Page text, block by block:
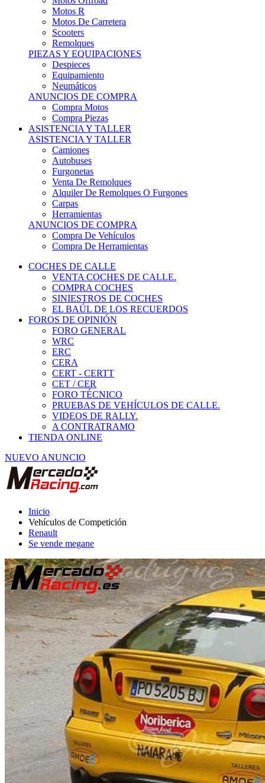
Motos R
Motos De Carretera
Scooters
Remolques
PIEZAS Y EQUIPACIONES
Despieces
Equipamiento
Neumáticos
ANUNCIOS DE COMPRA
Compra Motos
Compra Piezas
ASISTENCIA Y TALLER
ASISTENCIA Y TALLER
Camiones
Autobuses
Furgonetas
Venta De Remolques
Alquiler De Remolques O Furgones
Carpas
Herramientas
ANUNCIOS DE COMPRA
Compra De Vehículos
Compra De Herramientas
COCHES DE CALLE
VENTA COCHES DE CALLE.
COMPRA COCHES
SINIESTROS DE COCHES
EL BAÚL DE LOS RECUERDOS
FOROS DE OPINIÓN
FORO GENERAL
WRC
ERC
CERA
CERT - CERTT
CET / CER
FORO TÉCNICO
PRUEBAS DE VEHÍCULOS DE CALLE.
VIDEOS DE RALLY.
A CONTRATRAMO
TIENDA ONLINE
NUEVO ANUNCIO
Inicio
Vehículos de Competición
Renault
Se vende megane